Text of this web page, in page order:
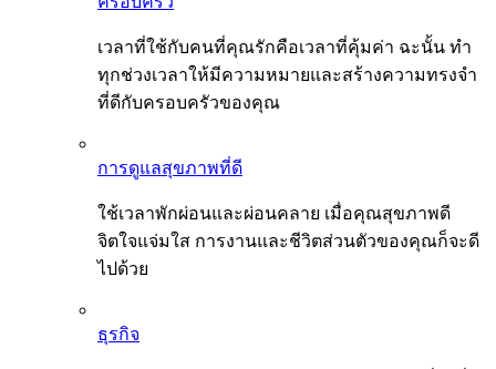
เวลาที่ใช้กับคนที่คุณรักคือเวลาที่คุ้มค่า ฉะนั้น ทำ
ทุกช่วงเวลาให้มีความหมายและสร้างความทรงจำ
ที่ดีกับครอบครัวของคุณ
การดูแลสุขภาพที่ดี
ใช้เวลาพักผ่อนและผ่อนคลาย เมื่อคุณสุขภาพดี
จิตใจแจ่มใส การงานและชีวิตส่วนตัวของคุณก็จะดี
ไปด้วย
ธุรกิจ